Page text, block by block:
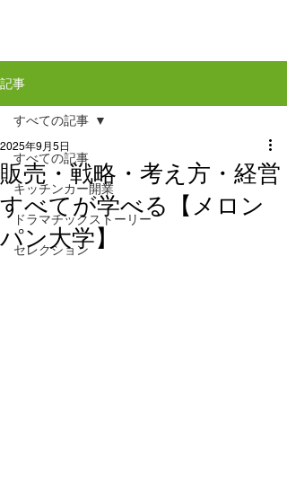
記事
すべての記事
キッチンカー開業
ドラマチックストーリー
セレクション
すべての記事
販売・戦略・考え方・経営
すべてが学べる【メロン
パン大学】
2025年9月5日